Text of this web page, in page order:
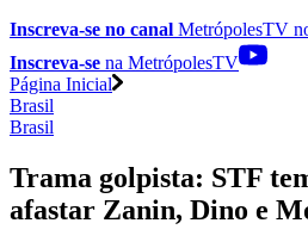
Inscreva-se no canal MetrópolesTV
Inscreva-se na MetrópolesTV
Página Inicial
Brasil
Brasil
Trama golpista: STF
afastar Zanin, Dino e